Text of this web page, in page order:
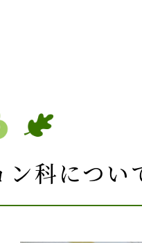
ン科につい